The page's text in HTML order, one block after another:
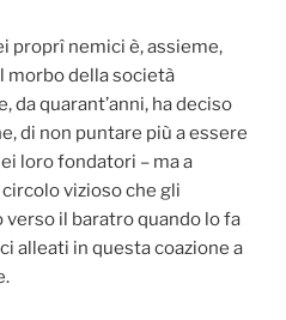
proprî nemici è, assieme,
morbo della società
da quarant’anni, ha deciso
di non puntare più a essere
loro fondatori – ma a
vizioso che gli
il baratro quando lo fa
alleati in questa coazione a